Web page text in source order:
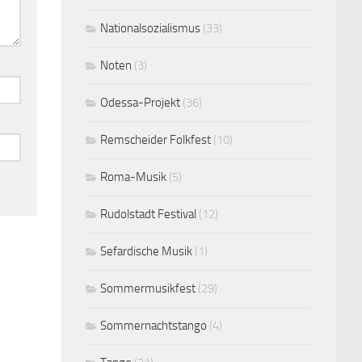
Nationalsozialismus (33)
Noten (3)
Odessa-Projekt (36)
Remscheider Folkfest (10)
Roma-Musik (5)
Rudolstadt Festival (12)
Sefardische Musik (1)
Sommermusikfest (29)
Sommernachtstango (4)